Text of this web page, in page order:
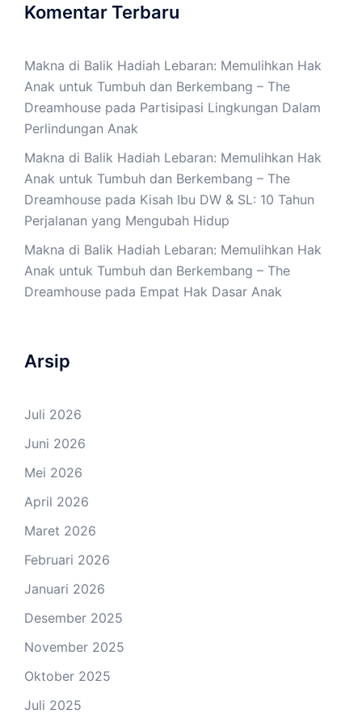
Komentar Terbaru
Makna di Balik Hadiah Lebaran: Memulihkan Hak
Anak untuk Tumbuh dan Berkembang – The
Dreamhouse pada Partisipasi Lingkungan Dalam
Perlindungan Anak
Makna di Balik Hadiah Lebaran: Memulihkan Hak
Anak untuk Tumbuh dan Berkembang – The
Dreamhouse pada Kisah Ibu DW & SL: 10 Tahun
Perjalanan yang Mengubah Hidup
Makna di Balik Hadiah Lebaran: Memulihkan Hak
Anak untuk Tumbuh dan Berkembang – The
Dreamhouse pada Empat Hak Dasar Anak
Arsip
Juli 2026
Juni 2026
Mei 2026
April 2026
Maret 2026
Februari 2026
Januari 2026
Desember 2025
November 2025
Oktober 2025
Juli 2025